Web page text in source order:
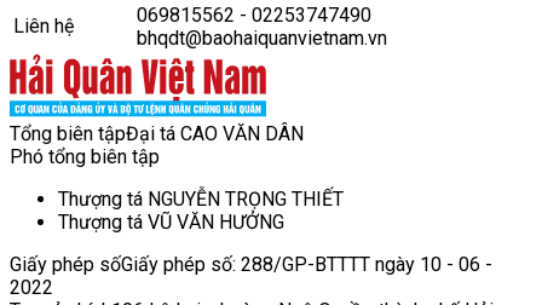
Liên hệ
069815562 - 02253747490
bhqdt@baohaiquanvietnam.vn
Tổng biên tậpĐại tá CAO VĂN DÂN
Phó tổng biên tập
Thượng tá NGUYỄN TRỌNG THIẾT
Thượng tá VŨ VĂN HƯỞNG
Giấy phép sốGiấy phép số: 288/GP-BTTTT ngày 10 - 06 -
2022